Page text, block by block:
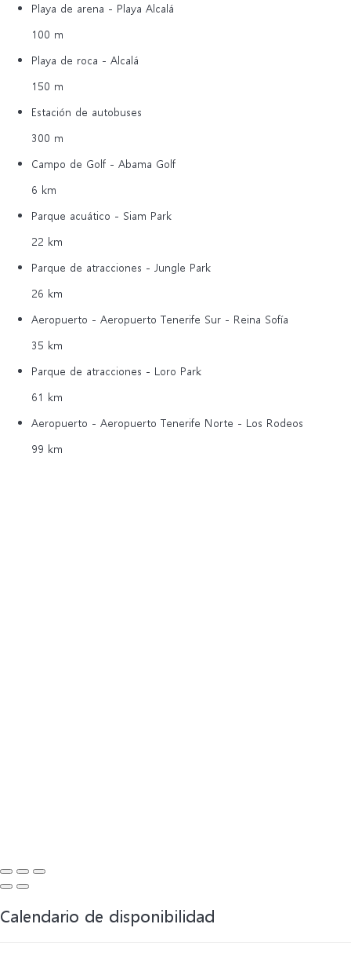
Playa de arena - Playa Alcalá
100 m
Playa de roca - Alcalá
150 m
Estación de autobuses
300 m
Campo de Golf - Abama Golf
6 km
Parque acuático - Siam Park
22 km
Parque de atracciones - Jungle Park
26 km
Aeropuerto - Aeropuerto Tenerife Sur - Reina Sofía
35 km
Parque de atracciones - Loro Park
61 km
Aeropuerto - Aeropuerto Tenerife Norte - Los Rodeos
99 km
Calendario de disponibilidad